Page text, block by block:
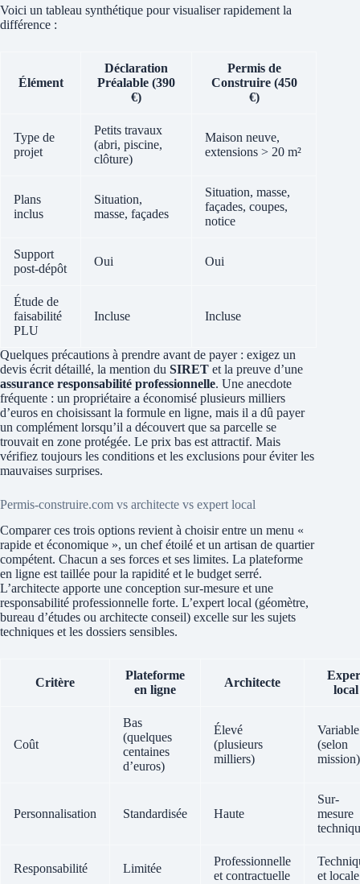
Voici un tableau synthétique pour visualiser rapidement la
différence :
Élément
Déclaration
Préalable (390
€)
Permis de
Construire (450
€)
Type de
projet
Petits travaux
(abri, piscine,
clôture)
Maison neuve,
extensions > 20 m²
Plans
inclus
Situation,
masse, façades
Situation, masse,
façades, coupes,
notice
Support
post-dépôt
Oui Oui
Étude de
faisabilité
PLU
Incluse Incluse
Quelques précautions à prendre avant de payer : exigez un
devis écrit détaillé, la mention du SIRET et la preuve d’une
assurance responsabilité professionnelle. Une anecdote
fréquente : un propriétaire a économisé plusieurs milliers
d’euros en choisissant la formule en ligne, mais il a dû payer
un complément lorsqu’il a découvert que sa parcelle se
trouvait en zone protégée. Le prix bas est attractif. Mais
vérifiez toujours les conditions et les exclusions pour éviter les
mauvaises surprises.
Permis-construire.com vs architecte vs expert local
Comparer ces trois options revient à choisir entre un menu «
rapide et économique », un chef étoilé et un artisan de quartier
compétent. Chacun a ses forces et ses limites. La plateforme
en ligne est taillée pour la rapidité et le budget serré.
L’architecte apporte une conception sur-mesure et une
responsabilité professionnelle forte. L’expert local (géomètre,
bureau d’études ou architecte conseil) excelle sur les sujets
techniques et les dossiers sensibles.
Critère
Plateforme
en ligne
Architecte
local
Coût
Bas
(quelques
centaines
d’euros)
Élevé
(plusieurs
milliers)
Variable
(selon
mission)
Personnalisation Standardisée Haute
Sur-
mesure
Responsabilité Limitée
Professionnelle
et contractuelle
et locale